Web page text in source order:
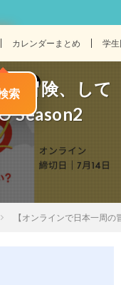
カレンダーまとめ 学
の冒険、して
Season2
【オンラインで日本一周
索